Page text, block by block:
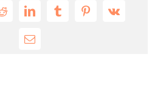
RedditLinkedInTumblrPinterest
Vk
Email